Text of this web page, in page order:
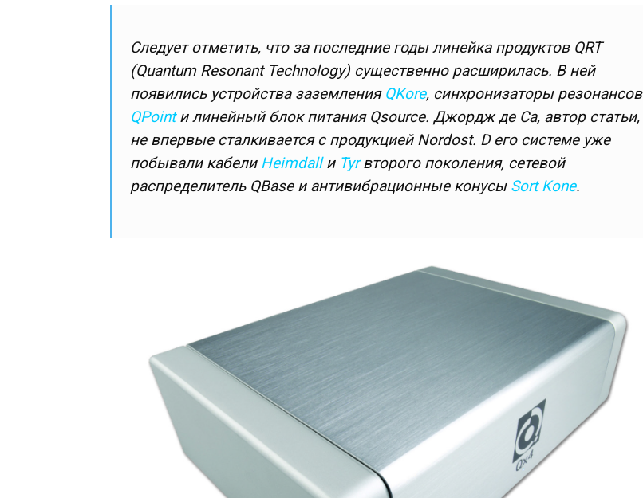
Следует отметить, что за последние годы линейка продуктов QRT
(Quantum Resonant Technology) существенно расширилась. В ней
появились устройства заземления QKore, синхронизаторы резонансов
QPointи линейный блок питания Qsource. Джордж де Са, автор статьи,
не впервые сталкивается с продукцией Nordost. D его системе уже
побывали кабели Heimdallи Tyr второго поколения, сетевой
распределитель QBase и антивибрационные конусы Sort Kone.